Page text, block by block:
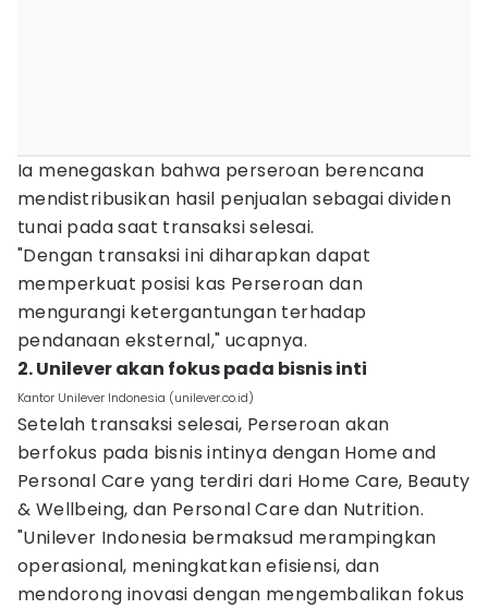
Ia menegaskan bahwa perseroan berencana
mendistribusikan hasil penjualan sebagai dividen
tunai pada saat transaksi selesai.
"Dengan transaksi ini diharapkan dapat
memperkuat posisi kas Perseroan dan
mengurangi ketergantungan terhadap
pendanaan eksternal," ucapnya.
2. Unilever akan fokus pada bisnis inti
Kantor Unilever Indonesia (unilever.co.id)
Setelah transaksi selesai, Perseroan akan
berfokus pada bisnis intinya dengan Home and
Personal Care yang terdiri dari Home Care, Beauty
& Wellbeing, dan Personal Care dan Nutrition.
"Unilever Indonesia bermaksud merampingkan
operasional, meningkatkan efisiensi, dan
mendorong inovasi dengan mengembalikan fokus